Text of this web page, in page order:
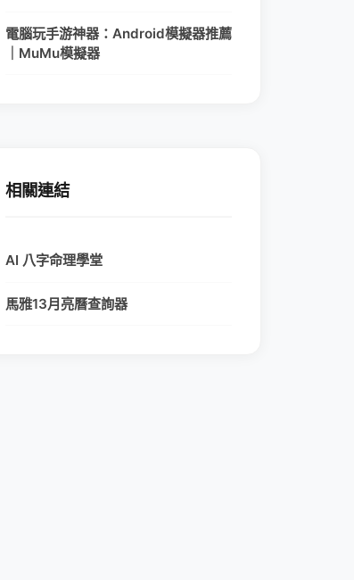
電腦玩手游神器：Android模擬器推薦
｜MuMu模擬器
相關連結
AI 八字命理學堂
馬雅13月亮曆查詢器